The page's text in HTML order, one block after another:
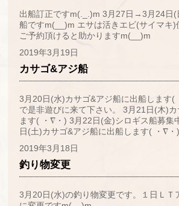
出船訂正ですm(._.)m 3月27日→3月24日(
船ですm(__)m エサは活きエビ(サイマキ)
ご予約頂けると助かりますm(__)m
2019年3月19日
カサゴ&アジ船
3月20日(水)カサゴ&アジ船に出船します(
で是非遊びに来て下さい。 3月21日(木)
ます( ・∇・) 3月22日(金)シロギス船募集
日(土)カサゴ&アジ船に出船します( ・∇・
2019年3月18日
釣り物変更
3月20日(水)の釣り物変更です。１日Ｌ